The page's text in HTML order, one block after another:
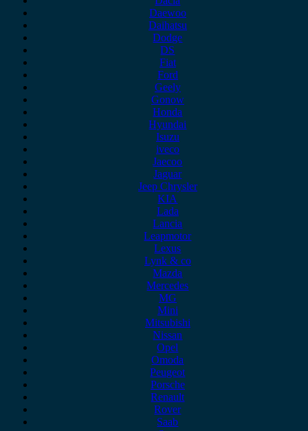
Daewoo
Daihatsu
Dodge
DS
Fiat
Ford
Geely
Gonow
Honda
Hyundai
Isuzu
iveco
Jaecoo
Jaguar
Jeep Chrysler
KIA
Lada
Lancia
Leapmotor
Lexus
Lynk & co
Mazda
Mercedes
MG
Mini
Mitsubishi
Nissan
Opel
Omoda
Peugeot
Porsche
Renault
Rover
Saab